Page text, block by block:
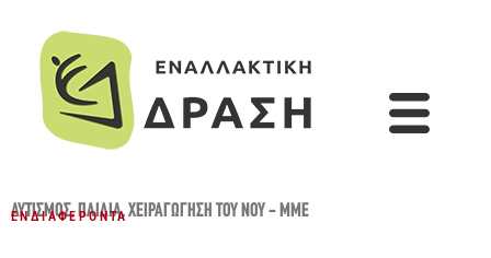
ΑΥΤΙΣΜΌΣ,ΠΑΙΔΙΆ,ΧΕΙΡΑΓΏΓΗΣΗ ΤΟΥ ΝΟΥ - ΜΜΕ
ΕΝΔΙΑΦΈΡΟΝΤΑ